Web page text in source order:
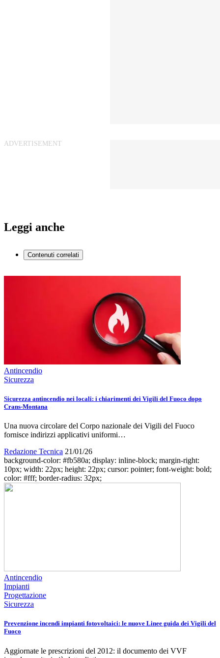
Leggi anche
Contenuti correlati
Antincendio
Sicurezza
Sicurezza antincendio nei locali: i chiarimenti dei Vigili del Fuoco dopo
Crans-Montana
Una nuova circolare del Corpo nazionale dei Vigili del Fuoco
fornisce indirizzi applicativi uniformi…
Redazione Tecnica 21/01/26
background-color: #fb580a; display: inline-block; margin-right:
10px; width: 22px; height: 22px; cursor: pointer; font-weight: bold;
color: #fff; border-radius: 32px;
Antincendio
Impianti
Progettazione
Sicurezza
Prevenzione incendi impianti fotovoltaici: le nuove Linee guida dei Vigili del
Fuoco
Aggiornate le prescrizioni del 2012: il documento dei VVF